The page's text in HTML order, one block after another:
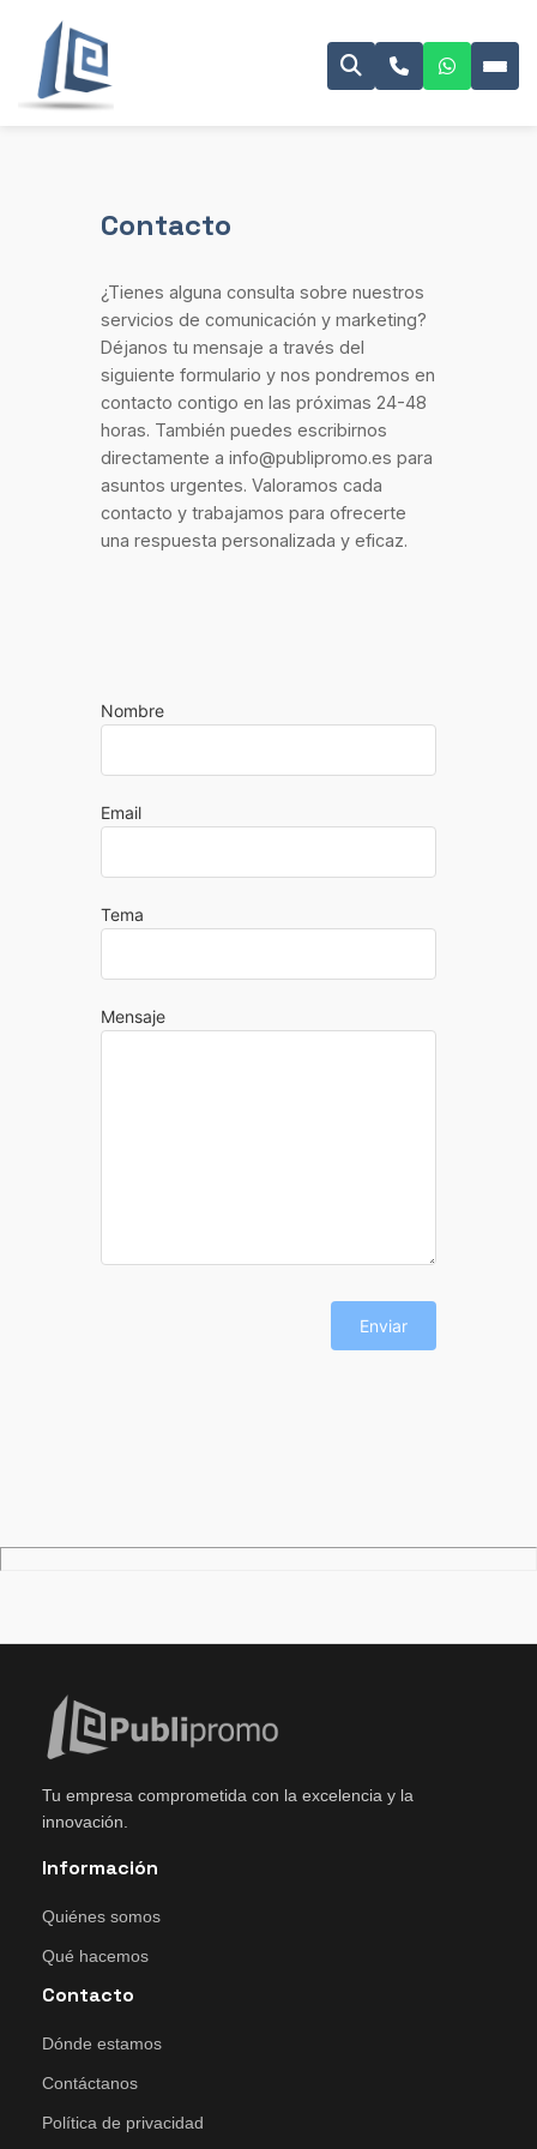
Contacto
¿Tienes alguna consulta sobre nuestros
servicios de comunicación y marketing?
Déjanos tu mensaje a través del
siguiente formulario y nos pondremos en
contacto contigo en las próximas 24-48
horas. También puedes escribirnos
directamente a info@publipromo.es para
asuntos urgentes. Valoramos cada
contacto y trabajamos para ofrecerte
una respuesta personalizada y eficaz.
Nombre
Email
Tema
Mensaje
Tu empresa comprometida con la excelencia y la
innovación.
Información
Quiénes somos
Qué hacemos
Contacto
Dónde estamos
Contáctanos
Política de privacidad